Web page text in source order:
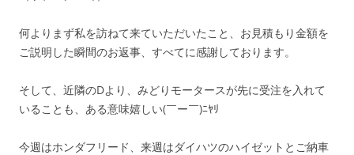
何よりまず私を訪ねて来ていただいたこと、お見積もり金額を
ご説明した瞬間のお返事、すべてに感謝しております。
そして、近隣のDより、みどりモータースが先に受注を入れて
いることも、ある意味嬉しい(￣ー￣)ﾆﾔﾘ
今週はホンダフリード、来週はダイハツのハイゼットとご納車